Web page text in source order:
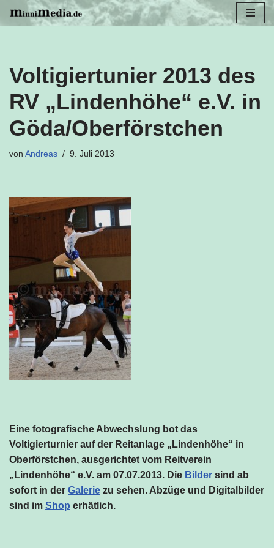
Voltigiertunier 2013 des
RV „Lindenhöhe“ e.V. in
Göda/Oberförstchen
von Andreas 9. Juli 2013
Eine fotografische Abwechslung bot das
Voltigierturnier auf der Reitanlage „Lindenhöhe“ in
Oberförstchen, ausgerichtet vom Reitverein
„Lindenhöhe“ e.V. am 07.07.2013. Die Bilder sind ab
sofort in der Galerie zu sehen. Abzüge und Digitalbilder
sind im Shop erhätlich.